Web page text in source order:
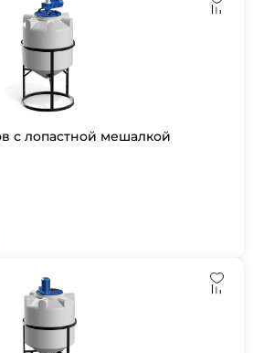
с лопастной мешалкой